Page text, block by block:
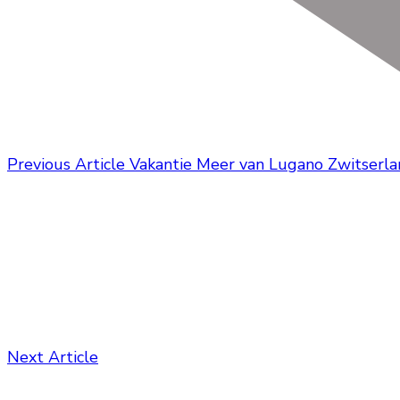
Previous Article Vakantie Meer van Lugano
Next Article